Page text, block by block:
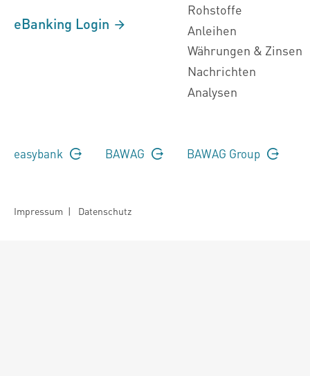
eBanking Login
Rohstoffe
Anleihen
Währungen & Zinsen
Nachrichten
Analysen
easybank BAWAG BAWAG Group
Impressum | Datenschutz